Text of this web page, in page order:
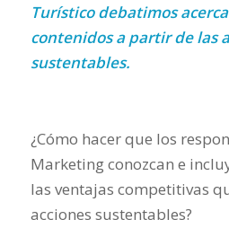
Turístico debatimos
contenidos a partir de las
sustentables.
¿Cómo hacer que los
Marketing conozcan e
las ventajas competitivas
acciones sustentables?